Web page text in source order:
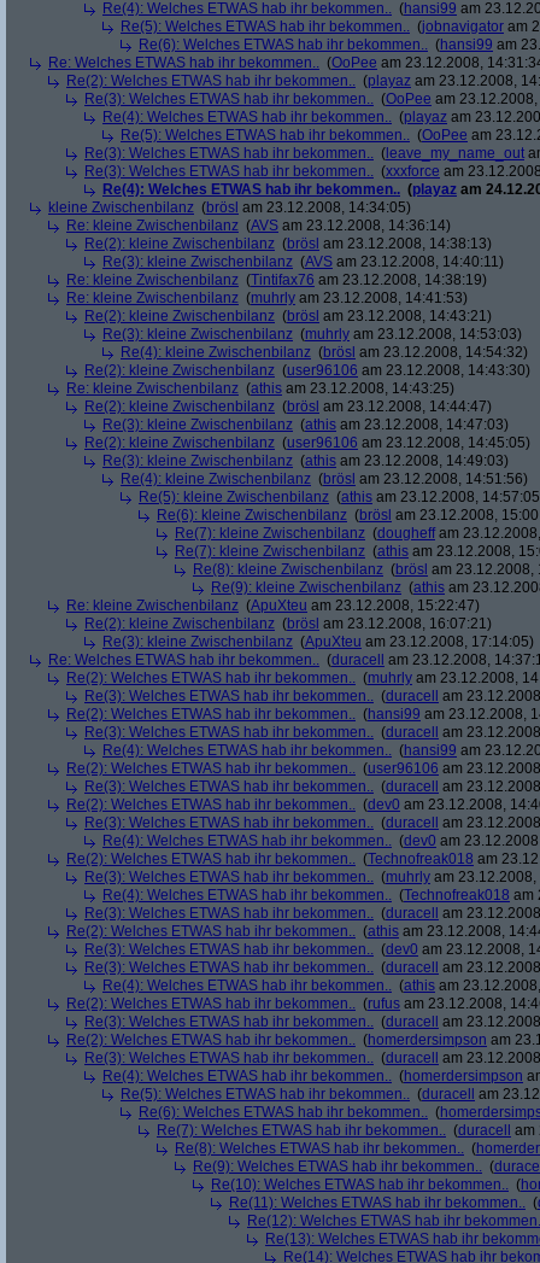
Re(4): Welches ETWAS hab ihr bekommen.. (hansi99 am
Re(5): Welches ETWAS hab ihr bekommen.. (jobnavigator am
Re(6): Welches ETWAS hab ihr bekommen.. (hansi99 am
Re: Welches ETWAS hab ihr bekommen.. (OoPee am 23.12.2008,
Re(2): Welches ETWAS hab ihr bekommen.. (playaz am 23.12.2008,
Re(3): Welches ETWAS hab ihr bekommen.. (OoPee am
Re(4): Welches ETWAS hab ihr bekommen.. (playaz am
Re(5): Welches ETWAS hab ihr bekommen.. (OoPee am
Re(3): Welches ETWAS hab ihr bekommen.. ( leave_my_name_out
Re(3): Welches ETWAS hab ihr bekommen.. (xxxforce am
Re(4): Welches ETWAS hab ihr bekommen.. (playaz am
kleine Zwischenbilanz (brösl am 23.12.2008, 14:34:05)
Re: kleine Zwischenbilanz (AVS am 23.12.2008, 14:36:14)
Re(2): kleine Zwischenbilanz (brösl am 23.12.2008, 14:38:13)
Re(3): kleine Zwischenbilanz (AVS am 23.12.2008, 14:40:11)
Re: kleine Zwischenbilanz (Tintifax76 am 23.12.2008, 14:38:19)
Re: kleine Zwischenbilanz (muhrly am 23.12.2008, 14:41:53)
Re(2): kleine Zwischenbilanz (brösl am 23.12.2008, 14:43:21)
Re(3): kleine Zwischenbilanz (muhrly am 23.12.2008, 14:53:03)
Re(4): kleine Zwischenbilanz (brösl am 23.12.2008, 14:54:32)
Re(2): kleine Zwischenbilanz (user96106 am 23.12.2008, 14:43:30)
Re: kleine Zwischenbilanz (athis am 23.12.2008, 14:43:25)
Re(2): kleine Zwischenbilanz (brösl am 23.12.2008, 14:44:47)
Re(3): kleine Zwischenbilanz (athis am 23.12.2008, 14:47:03)
Re(2): kleine Zwischenbilanz (user96106 am 23.12.2008, 14:45:05)
Re(3): kleine Zwischenbilanz (athis am 23.12.2008, 14:49:03)
Re(4): kleine Zwischenbilanz (brösl am 23.12.2008, 14:51:56)
Re(5): kleine Zwischenbilanz (athis am 23.12.2008,
Re(6): kleine Zwischenbilanz (brösl am 23.12.2008,
Re(7): kleine Zwischenbilanz (dougheffam
Re(7): kleine Zwischenbilanz (athis am 23.12.2008,
Re(8): kleine Zwischenbilanz (brösl am 23.12.2008,
Re(9): kleine Zwischenbilanz (athis am
Re: kleine Zwischenbilanz (ApuXteu am 23.12.2008, 15:22:47)
Re(2): kleine Zwischenbilanz (brösl am 23.12.2008, 16:07:21)
Re(3): kleine Zwischenbilanz (ApuXteu am 23.12.2008, 17:14:05)
Re: Welches ETWAS hab ihr bekommen.. (duracell
am 23.12.2008,
Re(2): Welches ETWAS hab ihr bekommen.. (muhrly am 23.12.2008,
Re(3): Welches ETWAS hab ihr bekommen.. (duracell
am
Re(2): Welches ETWAS hab ihr bekommen.. (hansi99 am 23.12.2008,
Re(3): Welches ETWAS hab ihr bekommen.. (duracell
am
Re(4): Welches ETWAS hab ihr bekommen.. (hansi99 am
Re(2): Welches ETWAS hab ihr bekommen.. (user96106 am
Re(3): Welches ETWAS hab ihr bekommen.. (duracell
am
Re(2): Welches ETWAS hab ihr bekommen.. (dev0 am 23.12.2008,
Re(3): Welches ETWAS hab ihr bekommen.. (duracell
am
Re(4): Welches ETWAS hab ihr bekommen.. (dev0 am
Re(2): Welches ETWAS hab ihr bekommen.. (Technofreak018 am
Re(3): Welches ETWAS hab ihr bekommen.. (muhrly am
Re(4): Welches ETWAS hab ihr bekommen.. (Technofreak018 am
Re(3): Welches ETWAS hab ihr bekommen.. (duracell
am
Re(2): Welches ETWAS hab ihr bekommen.. (athis am 23.12.2008,
Re(3): Welches ETWAS hab ihr bekommen.. (dev0 am 23.12.2008,
Re(3): Welches ETWAS hab ihr bekommen.. (duracell
am
Re(4): Welches ETWAS hab ihr bekommen.. (athis am
Re(2): Welches ETWAS hab ihr bekommen.. (rufus am 23.12.2008,
Re(3): Welches ETWAS hab ihr bekommen.. (duracell
am
Re(2): Welches ETWAS hab ihr bekommen.. (homerdersimpson am
Re(3): Welches ETWAS hab ihr bekommen.. (duracell
am
Re(4): Welches ETWAS hab ihr bekommen.. (homerdersimpson
Re(5): Welches ETWAS hab ihr bekommen.. (duracell
am
Re(6): Welches ETWAS hab ihr bekommen.. (
Re(7): Welches ETWAS hab ihr bekommen.. (duracell
am
Re(8): Welches ETWAS hab ihr bekommen.. (
Re(9): Welches ETWAS hab ihr bekommen.. (
Re(10): Welches ETWAS hab ihr bekommen.. (
Re(11): Welches ETWAS hab ihr bekommen.. (
Re(12): Welches ETWAS hab ihr
Re(13): Welches ETWAS hab ihr
Re(14): Welches ETWAS hab ihr